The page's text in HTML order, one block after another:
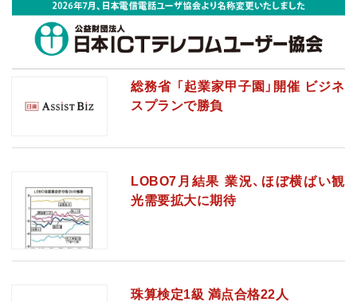
総務省 「起業家甲子園」開催 ビジネ
スプランで勝負
LOBO7月結果 業況、ほぼ横ばい観
光需要拡大に期待
珠算検定1級 満点合格22人